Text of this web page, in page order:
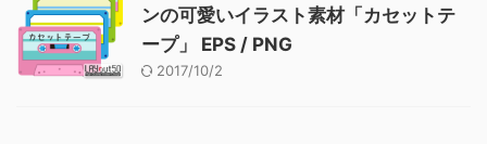
ンの可愛いイラスト素材「カセットテ
ープ」 EPS / PNG
2017/10/2